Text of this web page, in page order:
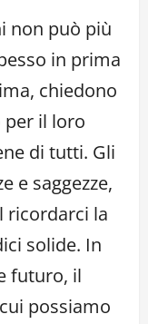
non può più
in prima
chiedono
per il loro
di tutti. Gli
e saggezze,
ricordarci la
solide. In
futuro, il
possiamo